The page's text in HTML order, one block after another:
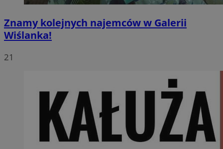
Znamy kolejnych najemców w Galerii
Wiślanka!
21